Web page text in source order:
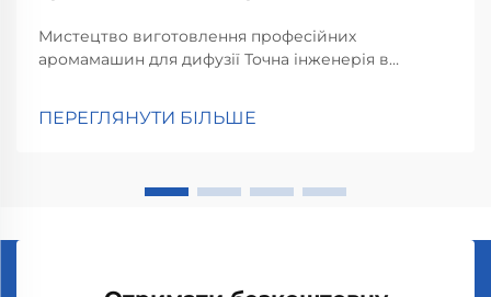
Мистецтво виготовлення професійних
аромамашин для дифузії Точна інженерія в
якісних систем аромадифузії, щоб забезпечити
ПЕРЕГЛЯНУТИ БІЛЬШЕ